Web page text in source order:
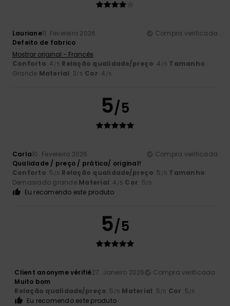
Lauriane11. Fevereiro 2026
Compra verificada
Defeito de fabrico
Mostrar original - Francês
Conforto: 4 /5 Relação qualidade/preço: 4 /5 Tamanho:
Grande Material: 3/5 Cor: 4 /5
5/5
Carla10. Fevereiro 2026
Compra verificada
Qualidade / preço / prática/ original!
Conforto: 5 /5 Relação qualidade/preço: 5 /5 Tamanho:
Demasiado grande Material: 4 /5 Cor: 5/5
Eu recomendo este produto
5/5
Client anonyme vérifié27. Janeiro 2026
Compra verificada
Muito bom
Relação qualidade/preço: 5 /5 Material: 5/5 Cor: 5/5
Eu recomendo este produto